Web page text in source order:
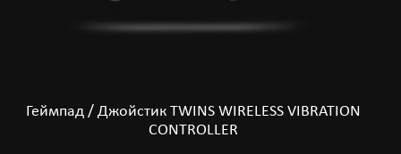
Геймпад / Джойстик TWINS WIRELESS VIBRATION
CONTROLLER